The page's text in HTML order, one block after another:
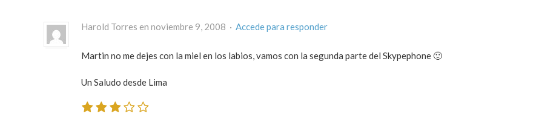
Harold Torres en noviembre 9, 2008 · Accede para responder
Martin no me dejes con la miel en los labios, vamos con la segunda parte del Skypephone 🙂
Un Saludo desde Lima